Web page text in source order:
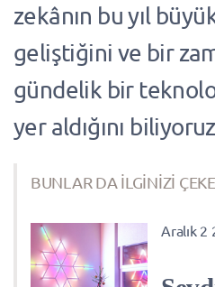
zekânın bu yıl
geliştiğini ve bir
gündelik bir
yer aldığını
BUNLAR DA İLGİNİZİ
Aralık 2